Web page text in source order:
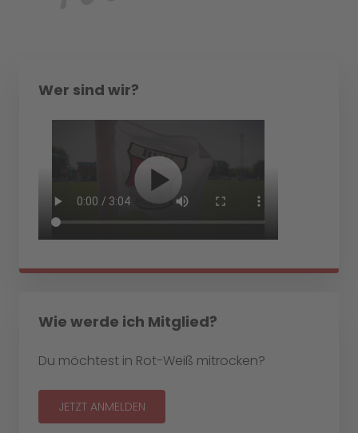
Wer sind wir?
Wie werde ich Mitglied?
Du möchtest in Rot-Weiß mitrocken?
JETZT ANMELDEN